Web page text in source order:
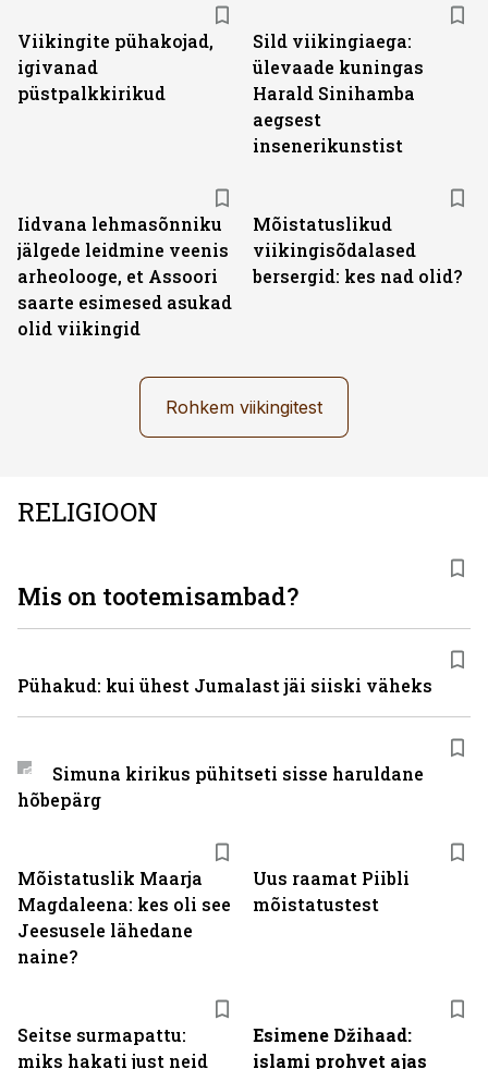
Viikingite pühakojad,
igivanad
püstpalkkirikud
Sild viikingiaega:
ülevaade kuningas
Harald Sinihamba
aegsest
insenerikunstist
Iidvana lehmasõnniku
jälgede leidmine veenis
arheolooge, et Assoori
saarte esimesed asukad
olid viikingid
Mõistatuslikud
viikingisõdalased
bersergid: kes nad olid?
Rohkem viikingitest
RELIGIOON
Mõistatuslik Maarja
Magdaleena: kes oli see
Jeesusele lähedane
naine?
Uus raamat Piibli
mõistatustest
Seitse surmapattu:
miks hakati just neid
Esimene Džihaad:
islami prohvet ajas
Mis on tootemisambad?
Pühakud: kui ühest Jumalast jäi siiski väheks
Simuna kirikus pühitseti sisse haruldane
hõbepärg